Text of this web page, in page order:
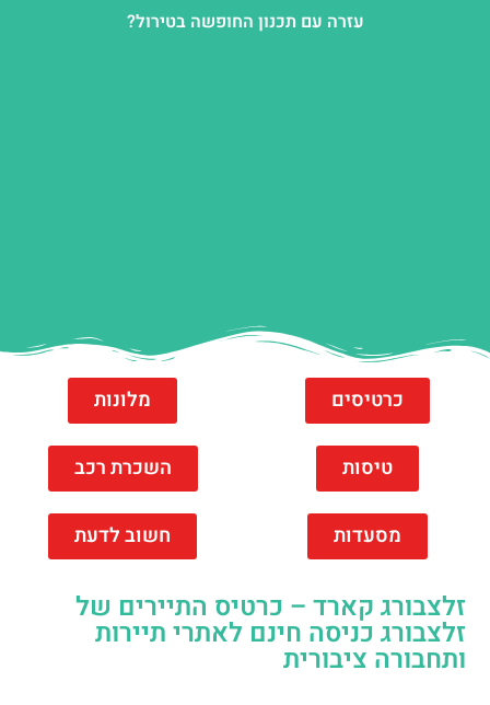
עזרה עם תכנון החופשה בטירול?
כרטיסים מלונות
טיסות השכרת רכב
מסעדות חשוב לדעת
זלצבורג קארד – כרטיס התיירים של
זלצבורג כניסה חינם לאתרי תיירות
ותחבורה ציבורית